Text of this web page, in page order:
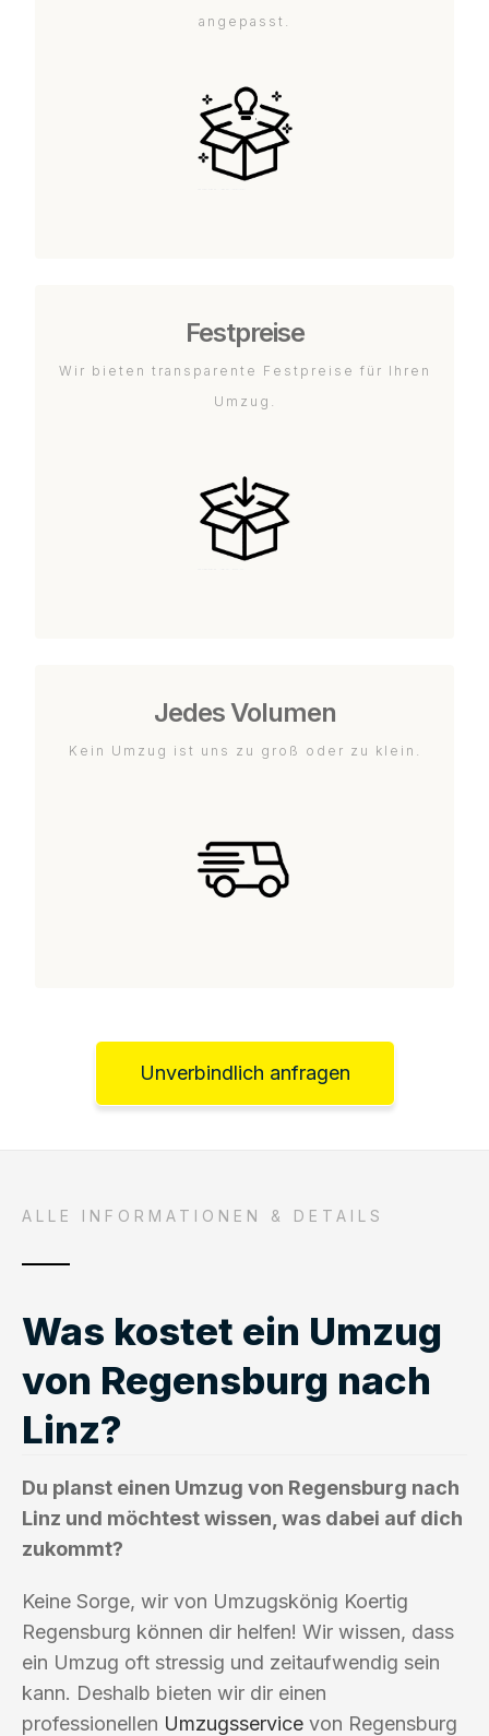
angepasst.
Festpreise
Wir bieten transparente Festpreise für Ihren
Umzug.
Jedes Volumen
Kein Umzug ist uns zu groß oder zu klein.
Unverbindlich anfragen
ALLE INFORMATIONEN & DETAILS
Was kostet ein Umzug
von Regensburg nach
Linz?
Du planst einen Umzug von Regensburg nach
Linz und möchtest wissen, was dabei auf dich
zukommt?
Keine Sorge, wir von Umzugskönig Koertig
Regensburg können dir helfen! Wir wissen, dass
ein Umzug oft stressig und zeitaufwendig sein
kann. Deshalb bieten wir dir einen
professionellen Umzugsservice von Regensburg